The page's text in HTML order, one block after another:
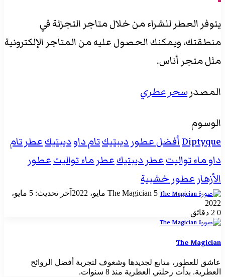
يتوفر العطر للشراء من خلال متاجر التجزئة في
منطقتك، ويمكنك الحصول عليه من المتاجر الإلكترونية
مثل متجر أناس.
المصدر سحر عطري
الوسوم
Diptyqueأفضل عطور ديبتيكتام داوديبتيكعطر تام
داو ماء تواليتعطر ديبتيكعطر ماء تواليتعطور
الأزهار عطور خشبية
The Magician
أرسل 5 مايو، 2022
آخر تحديث: 5 مايو،
2022
0
The Magician
عاشق للعطور، متابع لجديدها وشغوف لتجربة أفضل الروائح
العطرية. بدأت رحلتي العطرية منذ 8 سنوات.